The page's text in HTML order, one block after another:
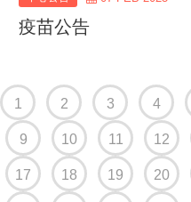
疫苗公告
1 2 3 4
9 10 11 12
17 18 19 20